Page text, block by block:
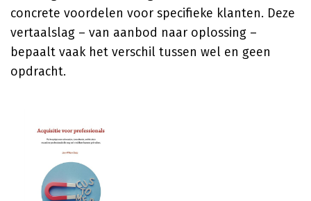
concrete voordelen voor specifieke klanten. Deze
vertaalslag – van aanbod naar oplossing –
bepaalt vaak het verschil tussen wel en geen
opdracht.